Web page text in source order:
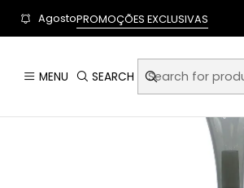
User-agent: * Allow: / Sitemap:
MENU SEARCH
AgostoPROMOÇÕES EXCLUSIVAS